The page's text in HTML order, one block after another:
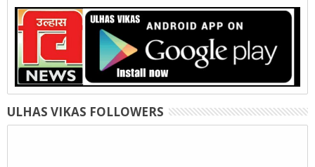
ULHAS VIKAS FOLLOWERS